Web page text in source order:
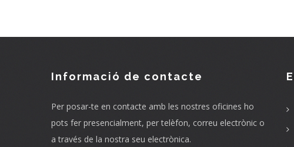
Informació de contacte
Per posar-te en contacte amb les nostres oficines ho
pots fer presencialment, per telèfon, correu electrònic o
a través de la nostra seu electrònica.